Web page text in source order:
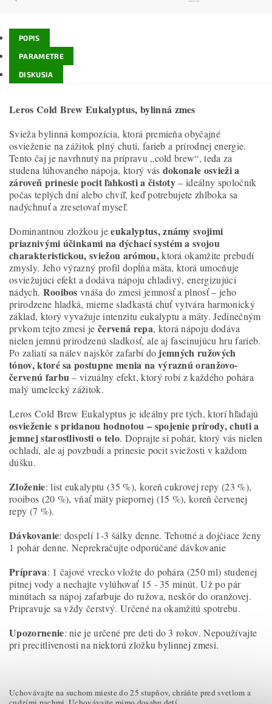
POPIS
PARAMETRE
DISKUSIA
Leros Cold Brew Eukalyptus, bylinná zmes
Svieža bylinná kompozícia, ktorá premieňa obyčajné
osvieženie na zážitok plný chuti, farieb a prírodnej energie.
Tento čaj je navrhnutý na prípravu „cold brew“, teda za
studena lúhovaného nápoja, ktorý vás dokonale osvieži a
zároveň prinesie pocit ľahkosti a čistoty– ideálny spoločník
počas teplých dní alebo chvíľ, keď potrebujete zhlboka sa
nadýchnuť a zresetovať myseľ.
Dominantnou zložkou jeeukalyptus, známy svojimi
priaznivými účinkami na dýchací systém a svojou
charakteristickou, sviežou arómou,ktorá okamžite prebudí
zmysly. Jeho výrazný profil dopĺňa mäta, ktorá umocňuje
osviežujúci efekt a dodáva nápoju chladivý, energizujúci
nádych. Rooibos vnáša do zmesi jemnosť a plnosť – jeho
prirodzene hladká, mierne sladkastá chuť vytvára harmonický
základ, ktorý vyvažuje intenzitu eukalyptu a mäty. Jedinečným
prvkom tejto zmesi je červená repa, ktorá nápoju dodáva
nielen jemnú prirodzenú sladkosť, ale aj fascinujúcu hru farieb.
Po zaliatí sa nálev najskôr zafarbí do jemných ružových
tónov, ktoré sa postupne menia na výraznú oranžovo-
červenú farbu– vizuálny efekt, ktorý robí z každého pohára
malý umelecký zážitok.
Leros Cold Brew Eukalyptus je ideálny pre tých, ktorí hľadajú
osvieženie s pridanou hodnotou – spojenie prírody, chuti a
jemnej starostlivosti o telo. Doprajte si pohár, ktorý vás nielen
ochladí, ale aj povzbudí a prinesie pocit sviežosti v každom
dúšku.
Zloženie: list eukalyptu (35 %), koreň cukrovej repy (23 %),
rooibos (20 %), vňať mäty piepornej (15 %), koreň červenej
repy (7 %).
Dávkovanie: dospelí 1-3 šálky denne. Tehotné a dojčiace ženy
1 pohár denne. Neprekračujte odporúčané dávkovanie
Príprava: 1 čajové vrecko vložte do pohára (250 ml) studenej
pitnej vody a nechajte vylúhovať 15 - 35 minút. Už po pár
minútach sa nápoj zafarbuje do ružova, neskôr do oranžovej.
Pripravuje sa vždy čerstvý. Určené na okamžitú spotrebu.
Upozornenie: nie je určené pre deti do 3 rokov. Nepoužívajte
pri precitlivenosti na niektorú zložku bylinnej zmesi.
Uchovávajte na suchom mieste do 25 stupňov, chráňte pred svetlom a